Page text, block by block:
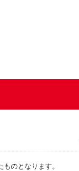
のとなります。